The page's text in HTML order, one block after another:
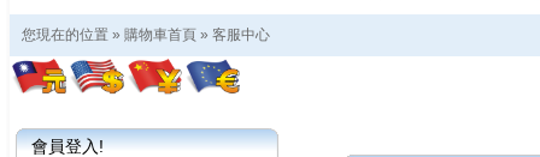
您現在的位置 » 購物車首頁 » 客服中心
會員登入!